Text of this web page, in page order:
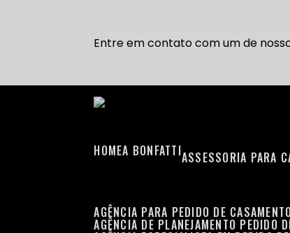
Entre em contato com um de
HOME A BONFATTI ASSESSORIA PARA
AGÊNCIA PARA PEDIDO DE
AGÊNCIA DE PLANEJAMENTO PEDIDO